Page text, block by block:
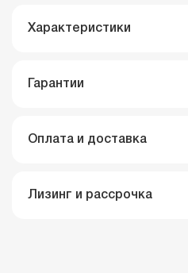
Характеристики
Гарантии
Оплата и доставка
Лизинг и рассрочка